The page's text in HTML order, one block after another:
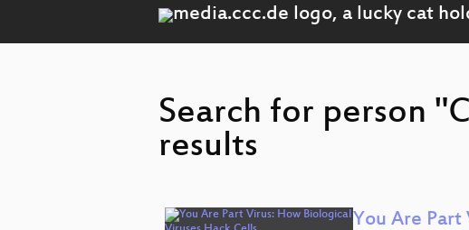
Search for person
results
You Are